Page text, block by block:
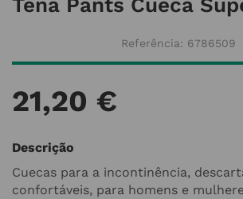
Tena Pants Cueca
Referência: 6786509
21,20 €
Descrição
Cuecas para a incontinência,
confortáveis, para homens e